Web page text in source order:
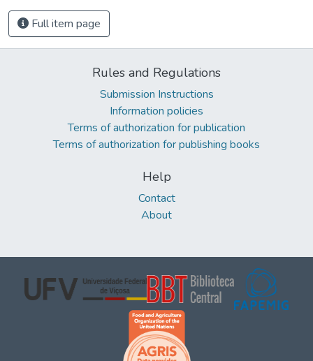
Full item page
Rules and Regulations
Submission Instructions
Information policies
Terms of authorization for publication
Terms of authorization for publishing books
Help
Contact
About